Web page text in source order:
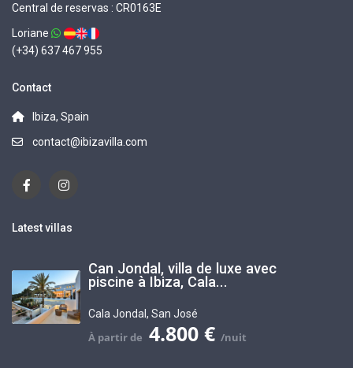
Central de reservas : CR0163E
Loriane
(+34) 637 467 955
Contact
Ibiza, Spain
contact@ibizavilla.com
Latest villas
Can Jondal, villa de luxe avec
piscine à Ibiza, Cala...
Cala Jondal,San José
4.800 €